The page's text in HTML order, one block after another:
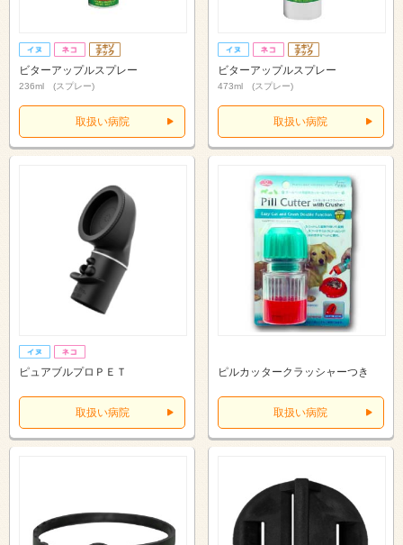
ビターアップルスプレー
236ml (スプレー)
取扱い病院
ビターアップルスプレー
473ml (スプレー)
取扱い病院
ピュアブルプロＰＥＴ
取扱い病院
ピルカッタークラッシャーつき
取扱い病院